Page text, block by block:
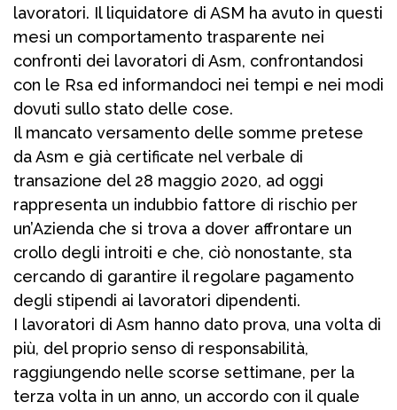
lavoratori. Il liquidatore di ASM ha avuto in questi
mesi un comportamento trasparente nei
confronti dei lavoratori di Asm, confrontandosi
con le Rsa ed informandoci nei tempi e nei modi
dovuti sullo stato delle cose.
Il mancato versamento delle somme pretese
da Asm e già certificate nel verbale di
transazione del 28 maggio 2020, ad oggi
rappresenta un indubbio fattore di rischio per
un’Azienda che si trova a dover affrontare un
crollo degli introiti e che, ciò nonostante, sta
cercando di garantire il regolare pagamento
degli stipendi ai lavoratori dipendenti.
I lavoratori di Asm hanno dato prova, una volta di
più, del proprio senso di responsabilità,
raggiungendo nelle scorse settimane, per la
terza volta in un anno, un accordo con il quale